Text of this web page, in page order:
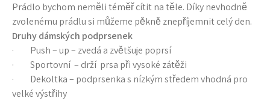
Prádlo bychom neměli téměř cítit na těle. Díky nevhodně
zvolenému prádlu si můžeme pěkně znepříjemnit celý den.
Druhy dámských podprsenek
· Push – up – zvedá a zvětšuje poprsí
· Sportovní – drží prsa při vysoké zátěži
· Dekoltka – podprsenka s nízkým středem vhodná pro
velké výstřihy